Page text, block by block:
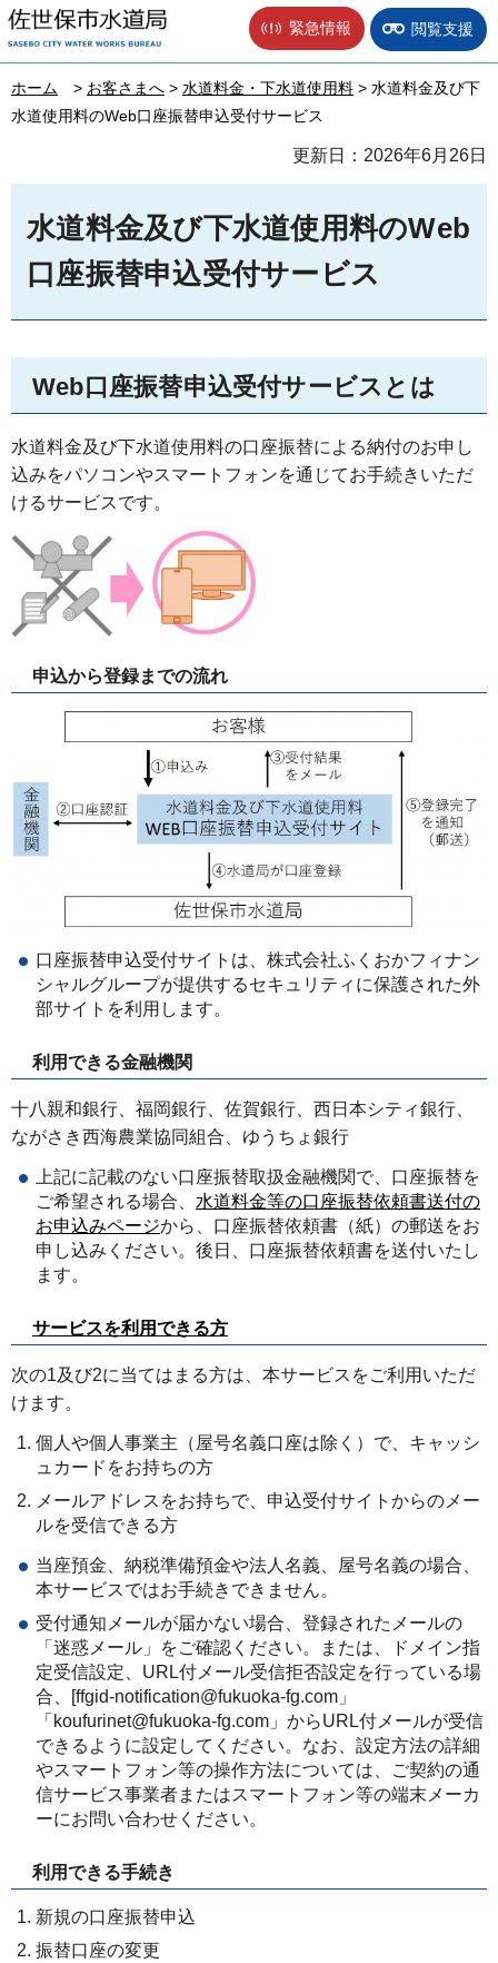
佐世保市水道局 緊急情報 閲覧支援
ホーム > お客さまへ > 水道料金・下水道使用料 > 水道料金及び下
水道使用料のWeb口座振替申込受付サービス
更新日：2026年6月26日
水道料金及び下水道使用料のWeb
口座振替申込受付サービス
Web口座振替申込受付サービスとは
水道料金及び下水道使用料の口座振替による納付のお申し
込みをパソコンやスマートフォンを通じてお手続きいただ
けるサービスです。
申込から登録までの流れ
口座振替申込受付サイトは、株式会社ふくおかフィナン
シャルグループが提供するセキュリティに保護された外
部サイトを利用します。
利用できる金融機関
十八親和銀行、福岡銀行、佐賀銀行、西日本シティ銀行、
ながさき西海農業協同組合、ゆうちょ銀行
上記に記載のない口座振替取扱金融機関で、口座振替を
ご希望される場合、 水道料金等の口座振替依頼書送付の
お申込みページから、口座振替依頼書（紙）の郵送をお
申し込みください。後日、口座振替依頼書を送付いたし
ます。
サービスを利用できる方
次の1及び2に当てはまる方は、本サービスをご利用いただ
けます。
個人や個人事業主（屋号名義口座は除く）で、キャッシ
ュカードをお持ちの方
メールアドレスをお持ちで、申込受付サイトからのメー
ルを受信できる方
当座預金、納税準備預金や法人名義、屋号名義の場合、
本サービスではお手続きできません。
受付通知メールが届かない場合、登録されたメールの
「迷惑メール」をご確認ください。または、ドメイン指
定受信設定、URL付メール受信拒否設定を行っている場
合、[ffgid-notification@fukuoka-fg.com」
「koufurinet@fukuoka-fg.com」からURL付メールが受信
できるように設定してください。なお、設定方法の詳細
やスマートフォン等の操作方法については、ご契約の通
信サービス事業者またはスマートフォン等の端末メーカ
ーにお問い合わせください。
利用できる手続き
新規の口座振替申込
振替口座の変更